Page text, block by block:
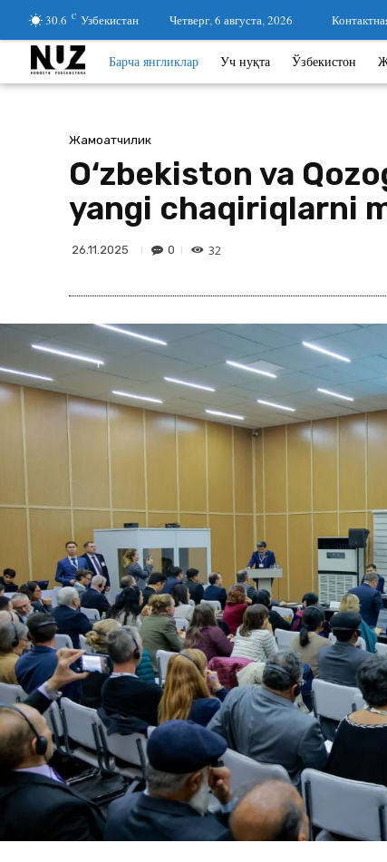
30.6 C Узбекистан Четверг, 6 августа, 2026
Барча янгликлар Уч нуқта Ўзбекистон
Жамоатчилик
O‘zbekiston va
yangi chaqiriqlarni
26.11.2025 0 32